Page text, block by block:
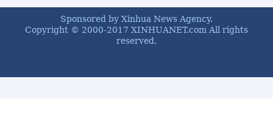
Sponsored by Xinhua News Agency.
Copyright © 2000-2017 XINHUANET.com All rights
reserved.